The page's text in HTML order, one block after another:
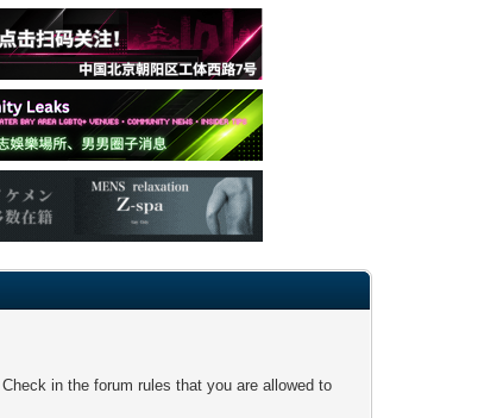
in the forum rules that you are allowed to